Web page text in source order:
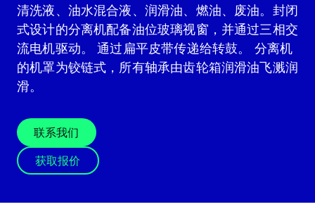
清洗液、油水混合液、润滑油、燃油、废油。封闭
式设计的分离机配备油位玻璃视窗，并通过三相交
流电机驱动。 通过扁平皮带传递给转鼓。 分离机
的机罩为铰链式，所有轴承由齿轮箱润滑油飞溅润
滑。
联系我们
获取报价